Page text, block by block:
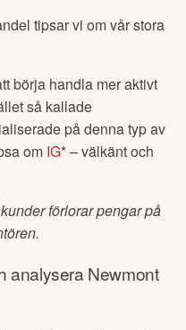
tipsar vi om vår stora
börja handla mer aktivt
så kallade
på denna typ av
om IG* – välkänt och
förlorar pengar på
analyseraNewmont